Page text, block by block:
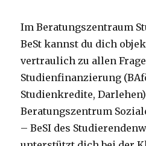
Im Beratungszentraum
BeSt kannst du dich
vertraulich zu allen
Studienfinanzierung
Studienkredite,
Beratungszentrum
– BeSI des